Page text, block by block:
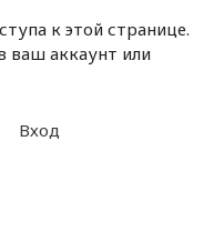
к этой странице.
ваш аккаунт или
Вход